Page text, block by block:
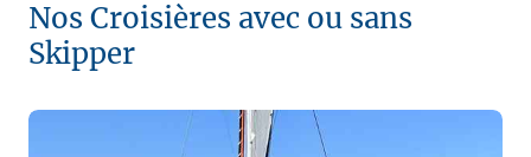
Nos Croisières avec ou sans
Skipper